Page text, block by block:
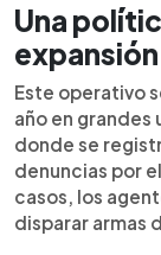
Una
expansión
Este operativo
año en grandes
donde se
denuncias por
casos, los
disparar armas